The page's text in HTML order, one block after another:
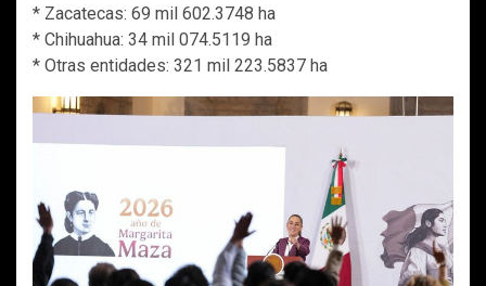
* Zacatecas: 69 mil 602.3748 ha
* Chihuahua: 34 mil 074.5119 ha
* Otras entidades: 321 mil 223.5837 ha